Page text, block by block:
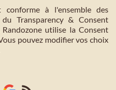
conforme à l'ensemble des
Transparency & Consent
utilise la Consent
pouvez modifier vos choix